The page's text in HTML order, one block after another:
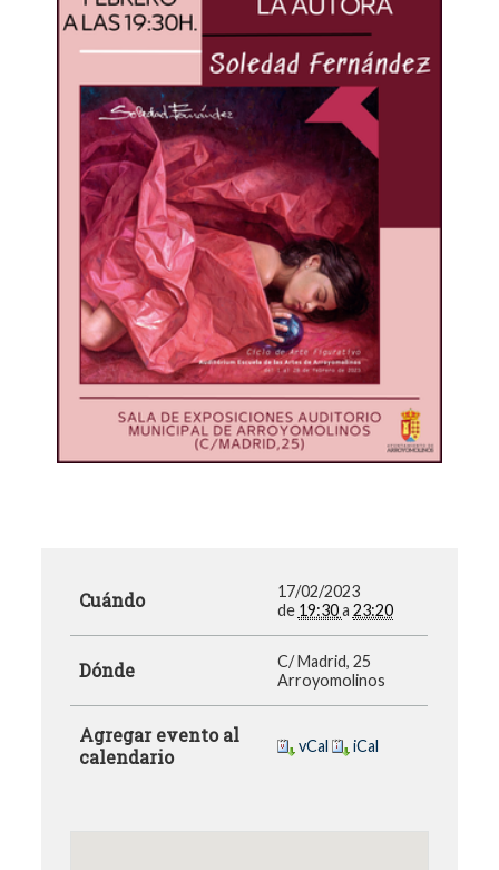
Cuándo
17/02/2023
de 19:30 a 23:20
Dónde
C/ Madrid, 25
Arroyomolinos
Agregar evento al
calendario
vCal iCal